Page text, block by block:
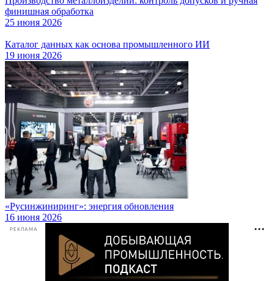
финишная обработка
25 июня 2026
Каталог данных как основа промышленного ИИ
19 июня 2026
«Русинжиниринг»: энергия обновления
16 июня 2026
РЕКЛАМА